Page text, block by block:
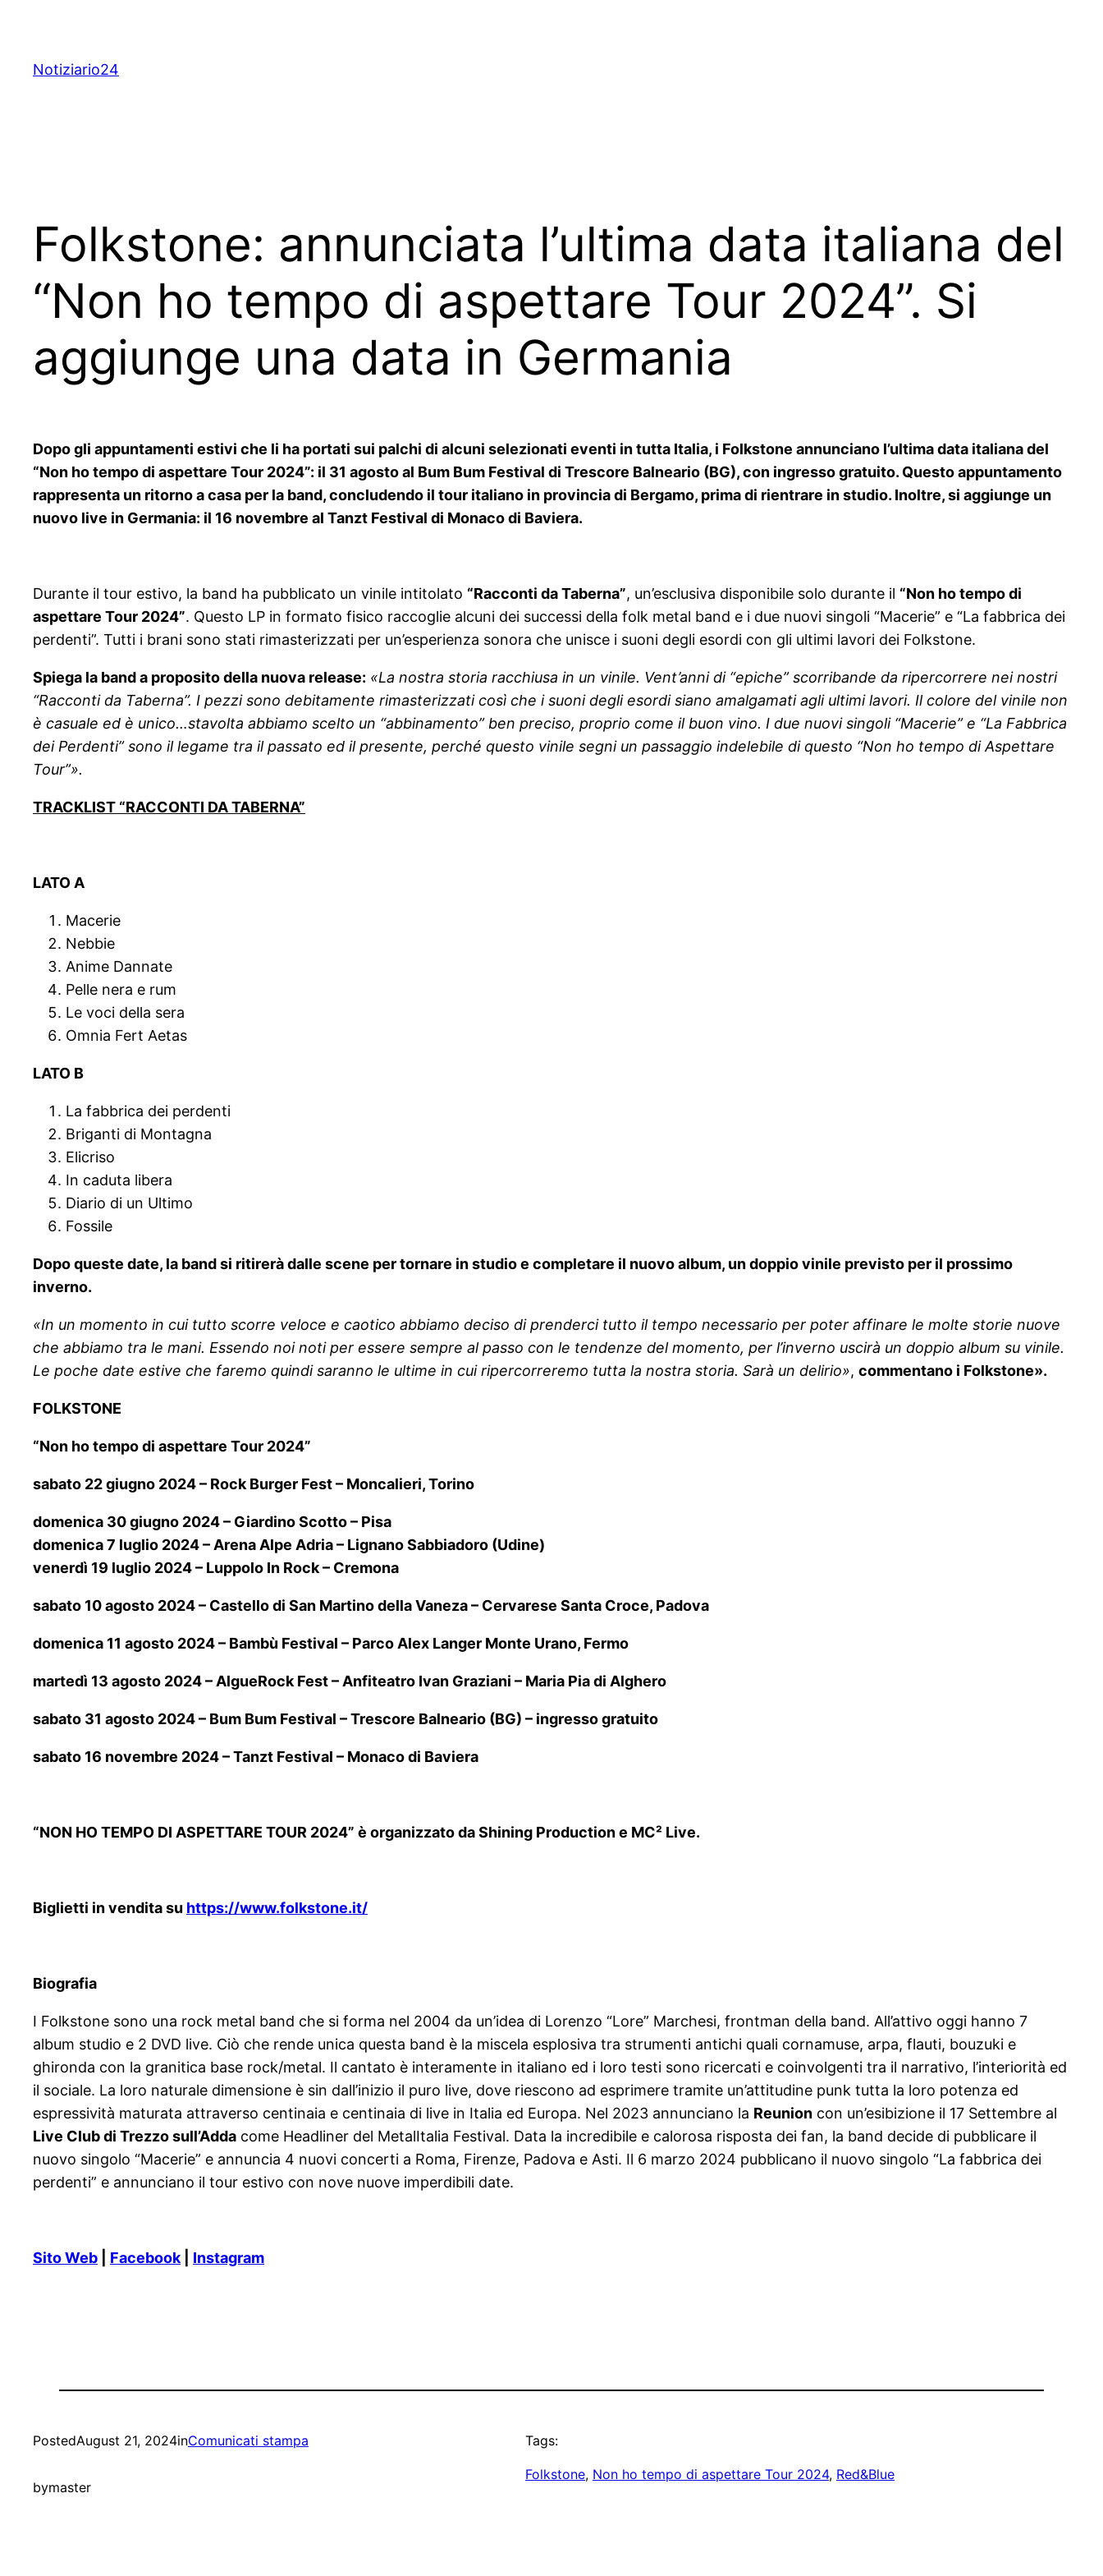
content
Notiziario24
Folkstone: annunciata l’ultima data italiana del
“Non ho tempo di aspettare Tour 2024”. Si
aggiunge una data in Germania
Dopo gli appuntamenti estivi che li ha portati sui palchi di alcuni selezionati eventi in tutta Italia, i Folkstone annunciano l’ultima data italiana del
“Non ho tempo di aspettare Tour 2024”: il 31 agosto al Bum Bum Festival di Trescore Balneario (BG), con ingresso gratuito. Questo appuntamento
rappresenta un ritorno a casa per la band, concludendo il tour italiano in provincia di Bergamo, prima di rientrare in studio. Inoltre, si aggiunge un
nuovo live in Germania: il 16 novembre al Tanzt Festival di Monaco di Baviera.
Durante il tour estivo, la band ha pubblicato un vinile intitolato “Racconti da Taberna”, un’esclusiva disponibile solo durante il “Non ho tempo di
aspettare Tour 2024”. Questo LP in formato fisico raccoglie alcuni dei successi della folk metal band e i due nuovi singoli “Macerie” e “La fabbrica dei
perdenti”. Tutti i brani sono stati rimasterizzati per un’esperienza sonora che unisce i suoni degli esordi con gli ultimi lavori dei Folkstone.
Spiega la band a proposito della nuova release: «La nostra storia racchiusa in un vinile. Vent’anni di “epiche” scorribande da ripercorrere nei nostri
“Racconti da Taberna”. I pezzi sono debitamente rimasterizzati così che i suoni degli esordi siano amalgamati agli ultimi lavori. Il colore del vinile non
è casuale ed è unico…stavolta abbiamo scelto un “abbinamento” ben preciso, proprio come il buon vino. I due nuovi singoli “Macerie” e “La Fabbrica
dei Perdenti” sono il legame tra il passato ed il presente, perché questo vinile segni un passaggio indelebile di questo “Non ho tempo di Aspettare
Tour”».
TRACKLIST “RACCONTI DA TABERNA”
LATO A
Macerie
Nebbie
Anime Dannate
Pelle nera e rum
Le voci della sera
Omnia Fert Aetas
LATO B
La fabbrica dei perdenti
Briganti di Montagna
Elicriso
In caduta libera
Diario di un Ultimo
Fossile
Dopo queste date, la band si ritirerà dalle scene per tornare in studio e completare il nuovo album, un doppio vinile previsto per il prossimo
inverno.
«In un momento in cui tutto scorre veloce e caotico abbiamo deciso di prenderci tutto il tempo necessario per poter affinare le molte storie nuove
che abbiamo tra le mani. Essendo noi noti per essere sempre al passo con le tendenze del momento, per l’inverno uscirà un doppio album su vinile.
Le poche date estive che faremo quindi saranno le ultime in cui ripercorreremo tutta la nostra storia. Sarà un delirio», commentano i Folkstone».
FOLKSTONE
“Non ho tempo di aspettare Tour 2024”
sabato 22 giugno 2024 – Rock Burger Fest – Moncalieri, Torino
domenica 30 giugno 2024 – Giardino Scotto – Pisa
domenica 7 luglio 2024 – Arena Alpe Adria – Lignano Sabbiadoro (Udine)
venerdì 19 luglio 2024 – Luppolo In Rock – Cremona
sabato 10 agosto 2024 – Castello di San Martino della Vaneza – Cervarese Santa Croce, Padova
domenica 11 agosto 2024 – Bambù Festival – Parco Alex Langer Monte Urano, Fermo
martedì 13 agosto 2024 – AlgueRock Fest – Anfiteatro Ivan Graziani – Maria Pia di Alghero
sabato 31 agosto 2024 – Bum Bum Festival – Trescore Balneario (BG) – ingresso gratuito
sabato 16 novembre 2024 – Tanzt Festival – Monaco di Baviera
“NON HO TEMPO DI ASPETTARE TOUR 2024” è organizzato da Shining Production e MC² Live.
Biglietti in vendita su https://www.folkstone.it/
Biografia
I Folkstone sono una rock metal band che si forma nel 2004 da un’idea di Lorenzo “Lore” Marchesi, frontman della band. All’attivo oggi hanno 7
album studio e 2 DVD live. Ciò che rende unica questa band è la miscela esplosiva tra strumenti antichi quali cornamuse, arpa, flauti, bouzuki e
ghironda con la granitica base rock/metal. Il cantato è interamente in italiano ed i loro testi sono ricercati e coinvolgenti tra il narrativo, l’interiorità ed
il sociale. La loro naturale dimensione è sin dall’inizio il puro live, dove riescono ad esprimere tramite un’attitudine punk tutta la loro potenza ed
espressività maturata attraverso centinaia e centinaia di live in Italia ed Europa. Nel 2023 annunciano la Reunion con un’esibizione il 17 Settembre al
Live Club di Trezzo sull’Adda come Headliner del MetalItalia Festival. Data la incredibile e calorosa risposta dei fan, la band decide di pubblicare il
nuovo singolo “Macerie” e annuncia 4 nuovi concerti a Roma, Firenze, Padova e Asti. Il 6 marzo 2024 pubblicano il nuovo singolo “La fabbrica dei
perdenti” e annunciano il tour estivo con nove nuove imperdibili date.
Sito Web Facebook| Instagram
PostedAugust 21, 2024inComunicati stampa
bymaster
Tags:
Folkstone, Non ho tempo di aspettare Tour 2024, Red&Blue